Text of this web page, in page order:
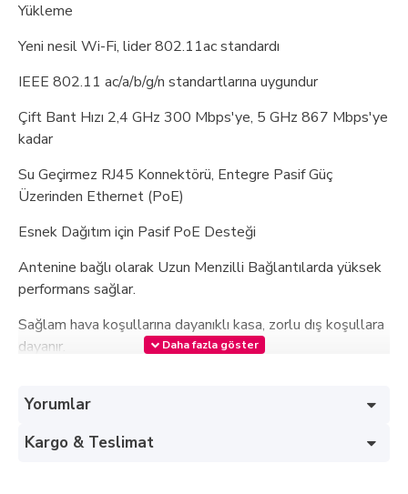
Yükleme
Yeni nesil Wi-Fi, lider 802.11ac standardı
IEEE 802.11 ac/a/b/g/n standartlarına uygundur
Çift Bant Hızı 2,4 GHz 300 Mbps'ye, 5 GHz 867 Mbps'ye
kadar
Su Geçirmez RJ45 Konnektörü, Entegre Pasif Güç
Üzerinden Ethernet (PoE)
Esnek Dağıtım için Pasif PoE Desteği
Antenine bağlı olarak Uzun Menzilli Bağlantılarda yüksek
performans sağlar.
Sağlam hava koşullarına dayanıklı kasa, zorlu dış koşullara
dayanır.
Dahili yıldırım tutucu (15kV ESD)
Yorumlar
Kargo & Teslimat